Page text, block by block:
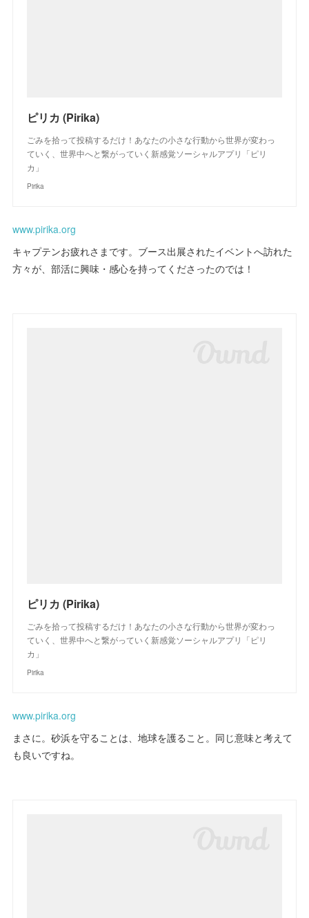
ピリカ (Pirika)
ごみを拾って投稿するだけ！あなたの小さな行動から世界が変わっ
ていく、世界中へと繋がっていく新感覚ソーシャルアプリ「ピリ
カ」
Pirika
www.pirika.org
キャプテンお疲れさまです。ブース出展されたイベントへ訪れた
方々が、部活に興味・感心を持ってくださったのでは！
ピリカ (Pirika)
ごみを拾って投稿するだけ！あなたの小さな行動から世界が変わっ
ていく、世界中へと繋がっていく新感覚ソーシャルアプリ「ピリ
カ」
Pirika
www.pirika.org
まさに。砂浜を守ることは、地球を護ること。同じ意味と考えて
も良いですね。